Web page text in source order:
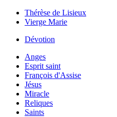
Thérèse de Lisieux
Vierge Marie
Dévotion
Anges
Esprit saint
François d'Assise
Jésus
Miracle
Reliques
Saints